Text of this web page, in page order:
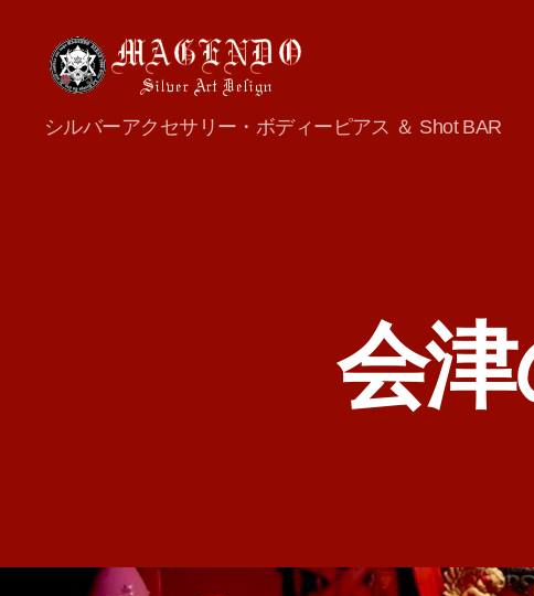
MAGENDO
JAPAN
シルバーアクセサリー・ボディーピアス ＆ Shot BAR
会